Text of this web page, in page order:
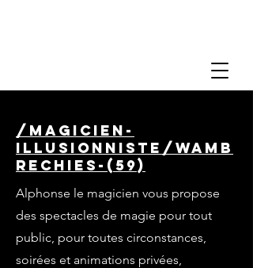
/magicien-
illusionniste/wamb
rechies-(59)
Alphonse le magicien vous propose
des spectacles de magie pour tout
public, pour toutes circonstances,
soirées et animations privées,